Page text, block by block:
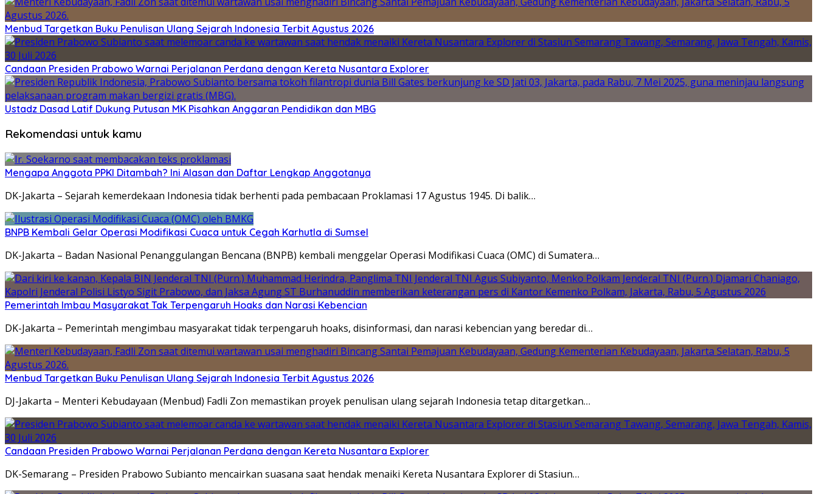
Menbud Targetkan Buku Penulisan Ulang Sejarah Indonesia Terbit Agustus 2026
Candaan Presiden Prabowo Warnai Perjalanan Perdana dengan Kereta Nusantara Explorer
Ustadz Dasad Latif Dukung Putusan MK Pisahkan Anggaran Pendidikan dan MBG
Rekomendasi untuk kamu
Mengapa Anggota PPKI Ditambah? Ini Alasan dan Daftar Lengkap Anggotanya
DK-Jakarta – Sejarah kemerdekaan Indonesia tidak berhenti pada pembacaan Proklamasi 17 Agustus 1945. Di balik…
BNPB Kembali Gelar Operasi Modifikasi Cuaca untuk Cegah Karhutla di Sumsel
DK-Jakarta – Badan Nasional Penanggulangan Bencana (BNPB) kembali menggelar Operasi Modifikasi Cuaca (OMC) di Sumatera…
Pemerintah Imbau Masyarakat Tak Terpengaruh Hoaks dan Narasi Kebencian
DK-Jakarta – Pemerintah mengimbau masyarakat tidak terpengaruh hoaks, disinformasi, dan narasi kebencian yang beredar di…
Menbud Targetkan Buku Penulisan Ulang Sejarah Indonesia Terbit Agustus 2026
DJ-Jakarta – Menteri Kebudayaan (Menbud) Fadli Zon memastikan proyek penulisan ulang sejarah Indonesia tetap ditargetkan…
Candaan Presiden Prabowo Warnai Perjalanan Perdana dengan Kereta Nusantara Explorer
DK-Semarang – Presiden Prabowo Subianto mencairkan suasana saat hendak menaiki Kereta Nusantara Explorer di Stasiun…